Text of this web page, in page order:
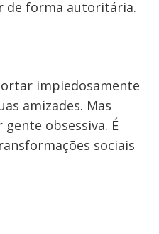
de forma autoritária.
impiedosamente
amizades. Mas
obsessiva. É
sociais